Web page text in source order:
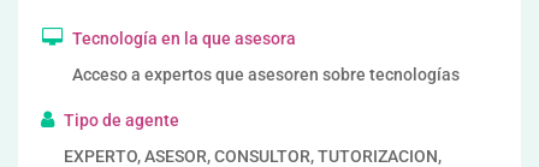
Tecnología en la que asesora
Acceso a expertos que asesoren sobre tecnologías
Tipo de agente
EXPERTO, ASESOR, CONSULTOR, TUTORIZACION,